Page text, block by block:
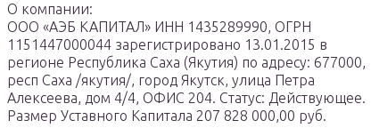
О компании:
ООО «АЭБ КАПИТАЛ» ИНН 1435289990, ОГРН
1151447000044 зарегистрировано 13.01.2015 в
регионе Республика Саха (Якутия) по адресу: 677000,
респ Саха /якутия/, город Якутск, улица Петра
Алексеева, дом 4/4, ОФИС 204. Статус: Действующее.
Размер Уставного Капитала 207 828 000,00 руб.